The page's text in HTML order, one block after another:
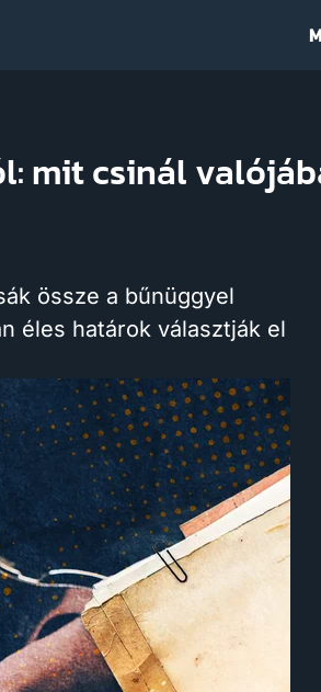
mit csinál
össze a bűnüggyel
éles határok választják el